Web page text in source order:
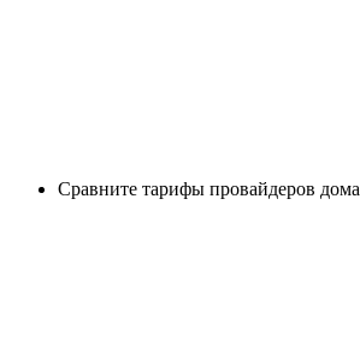
Сравните тарифы провайдеров дома